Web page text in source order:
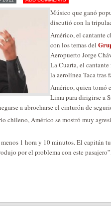
Músico que ganó
discutió con la
Américo, el cantante
con los temas del
Aeropuerto Jorge
La Cuarta, el
la aerolínea Taca tras
Américo, quien tomó
Lima para dirigirse a
a abrocharse el cinturón de
chileno, Américo se mostró muy
1 hora y 10 minutos. El capitán
por el problema con este